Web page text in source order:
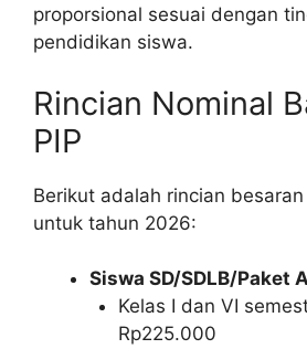
proporsional sesuai dengan
pendidikan siswa.
Rincian Nominal
PIP
Berikut adalah rincian
untuk tahun 2026:
Siswa SD/SDLB/Paket
Kelas I dan VI
Rp225.000